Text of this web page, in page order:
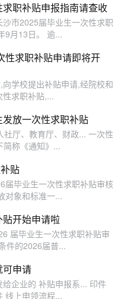
职补贴申报指南请查收
市2025届毕业生一次性求职
9月13日。 逾...
性求职补贴申请即将开
学校提出补贴申请,经院校和
求职补贴,...
放一次性求职补贴
厅、教育厅、财政... 一次性
简称《通知》...
贴
届毕业生一次性求职补贴审核
对象和标准一...
开始申请啦
届毕业生一次性求职补贴审
件的2026届普...
可申请
企业的 补贴申报系... 印件
线上申领流程...